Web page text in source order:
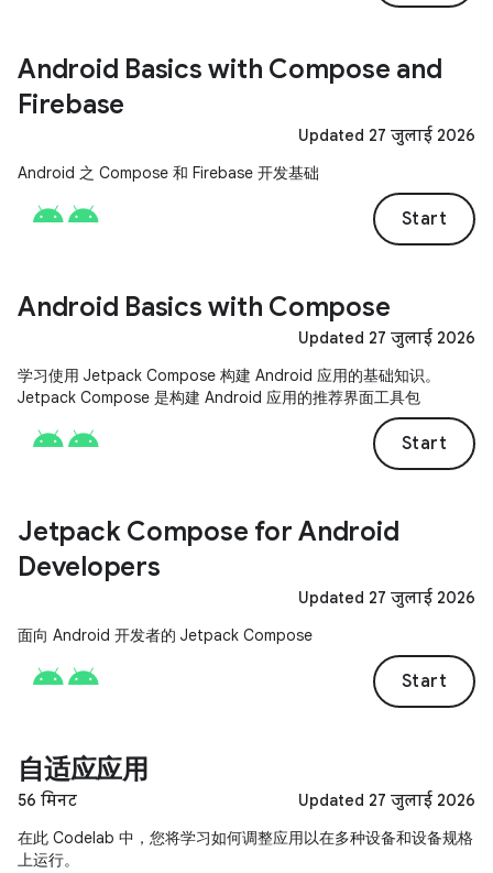
Android Basics with Compose and
Firebase
Updated 27 जुलाई 2026
Android 之 Compose 和 Firebase 开发基础
Start
Android Basics with Compose
Updated 27 जुलाई 2026
学习使用 Jetpack Compose 构建 Android 应用的基础知识。
Jetpack Compose 是构建 Android 应用的推荐界面工具包
Start
Jetpack Compose for Android
Developers
Updated 27 जुलाई 2026
面向 Android 开发者的 Jetpack Compose
Start
自适应应用
56 मिनट
Updated 27 जुलाई 2026
在此 Codelab 中，您将学习如何调整应用以在多种设备和设备规格
上运行。